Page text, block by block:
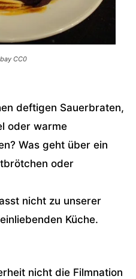
CC0
deftigen Sauerbraten,
oder warme
Was geht über ein
oder
nicht zu unserer
Küche.
nicht die Filmnation